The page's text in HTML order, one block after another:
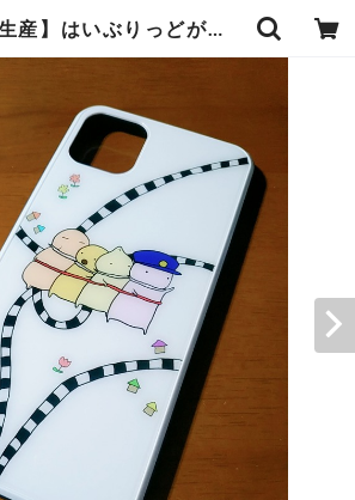
【受注生産】はいぶりっどがらすけーす | あんまんまんしょっぷ